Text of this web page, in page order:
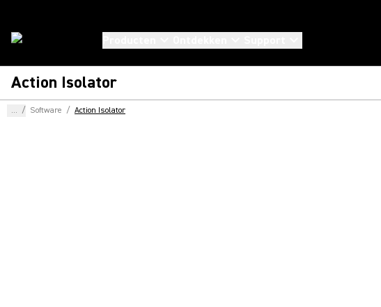
Action Isolator
... / Software / Action Isolator